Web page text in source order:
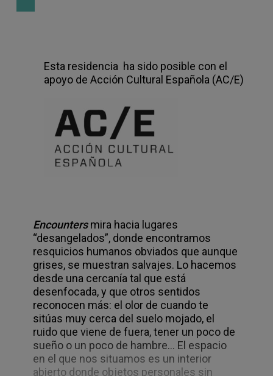
Esta residencia ha sido posible con el
apoyo de Acción Cultural Española (AC/E)
Encountersmira hacia lugares
“desangelados”, donde encontramos
resquicios humanos obviados que aunque
grises, se muestran salvajes. Lo hacemos
desde una cercanía tal que está
desenfocada, y que otros sentidos
reconocen más: el olor de cuando te
sitúas muy cerca del suelo mojado, el
ruido que viene de fuera, tener un poco de
sueño o un poco de hambre… El espacio
en el que nos situamos es un interior
abierto donde objetos personales sin